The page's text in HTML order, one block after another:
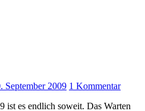
September 2009 1 Kommentar